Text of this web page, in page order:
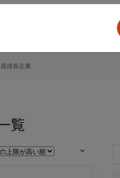
覧
高成長企業